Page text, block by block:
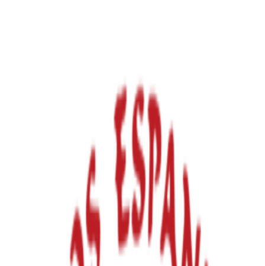
CENA COMPARSA SÁBADO
Sábado, 27 de junio de 2026 · 21:00 h